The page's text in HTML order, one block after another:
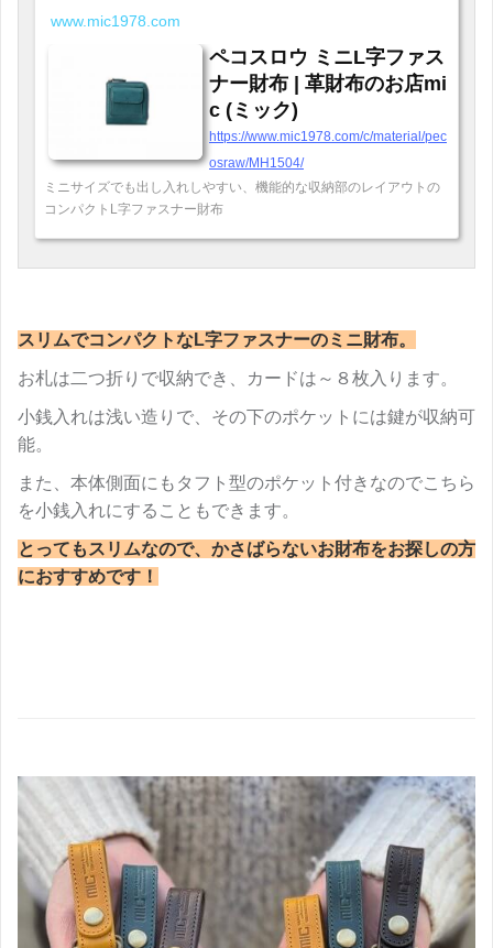
www.mic1978.com
ペコスロウ ミニL字ファス
ナー財布 | 革財布のお店mi
c (ミック)
https://www.mic1978.com/c/material/pec
osraw/MH1504/
ミニサイズでも出し入れしやすい、機能的な収納部のレイアウトの
コンパクトL字ファスナー財布
スリムでコンパクトなL字ファスナーのミニ財布。
お札は二つ折りで収納でき、カードは～８枚入ります。
小銭入れは浅い造りで、その下のポケットには鍵が収納可
能。
また、本体側面にもタフト型のポケット付きなのでこちら
を小銭入れにすることもできます。
とってもスリムなので、かさばらないお財布をお探しの方
におすすめです！